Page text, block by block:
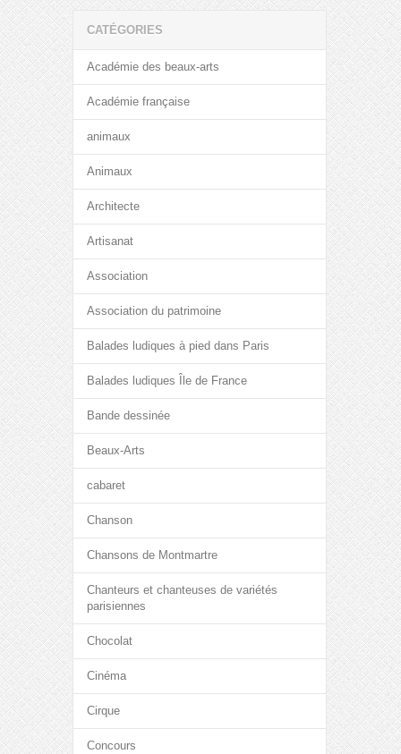
CATÉGORIES
Académie des beaux-arts
Académie française
animaux
Animaux
Architecte
Artisanat
Association
Association du patrimoine
Balades ludiques à pied dans Paris
Balades ludiques Île de France
Bande dessinée
Beaux-Arts
cabaret
Chanson
Chansons de Montmartre
Chanteurs et chanteuses de variétés
parisiennes
Chocolat
Cinéma
Cirque
Concours